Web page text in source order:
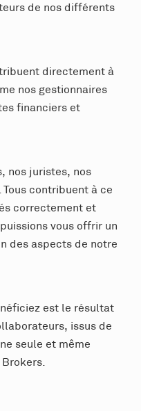
de nos différents
directement à
nos gestionnaires
financiers et
nos juristes, nos
contribuent à ce
correctement et
vous offrir un
des aspects de notre
est le résultat
issus de
seule et même